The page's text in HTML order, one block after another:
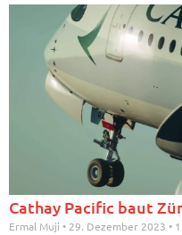
Cathay Pacific baut
Ermal Muji 29. Dezember 2023